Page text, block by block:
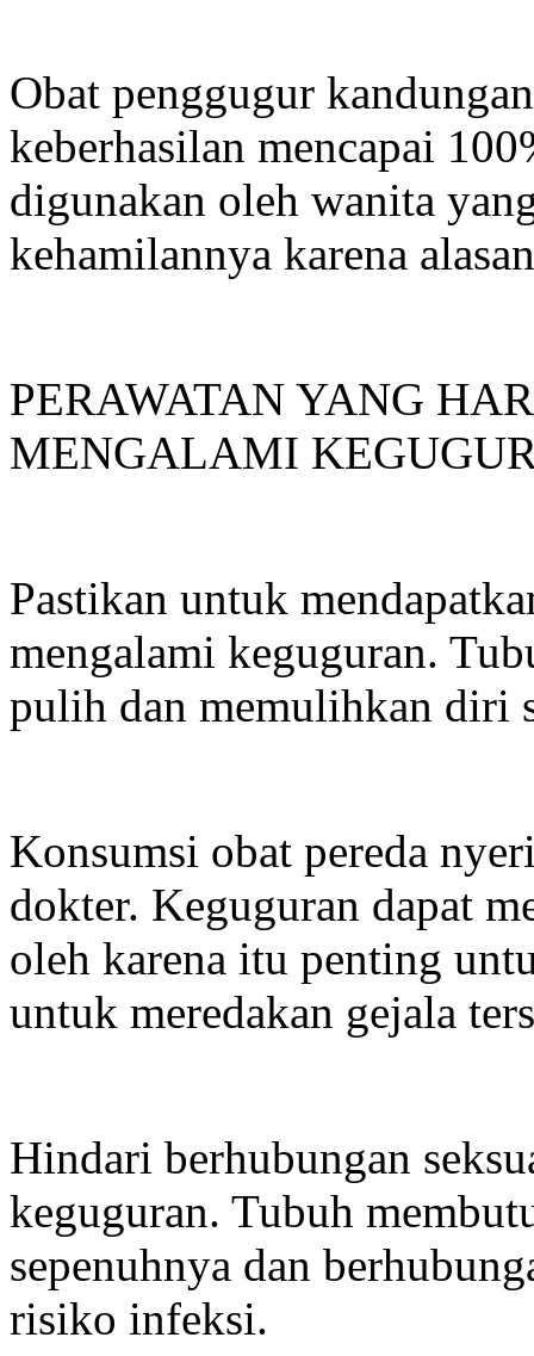
Obat penggugur
keberhasilan mencapai
digunakan oleh wanita
kehamilannya karena
PERAWATAN YANG
MENGALAMI
Pastikan untuk
mengalami keguguran.
pulih dan memulihkan diri
Konsumsi obat pereda
dokter. Keguguran dapat
oleh karena itu penting
untuk meredakan gejala
Hindari berhubungan
keguguran. Tubuh
sepenuhnya dan
risiko infeksi.